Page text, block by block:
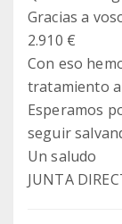
Gracias a
2.910 €
Con eso
tratamiento
Esperamos
seguir
Un saludo
JUNTA